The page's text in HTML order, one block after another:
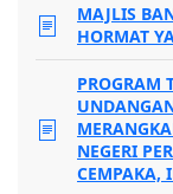
MAJLIS
HORMAT
PROGRAM
NEGERI
CEMPAKA,